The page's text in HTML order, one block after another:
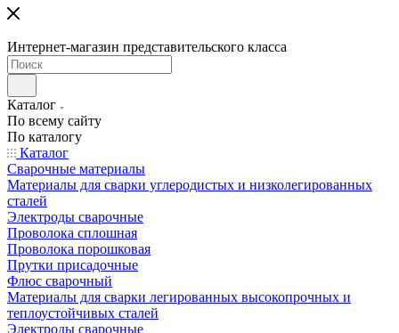
Интернет-магазин представительского класса
Каталог
По всему сайту
По каталогу
Каталог
Сварочные материалы
Материалы для сварки углеродистых и низколегированных
сталей
Электроды сварочные
Проволока сплошная
Проволока порошковая
Прутки присадочные
Флюс сварочный
Материалы для сварки легированных высокопрочных и
теплоустойчивых сталей
Электроды сварочные